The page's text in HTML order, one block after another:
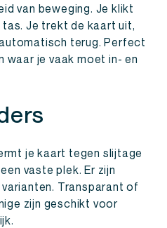
van beweging. Je klikt
Je trekt de kaart uit,
terug. Perfect
je vaak moet in- en
je kaart tegen slijtage
vaste plek. Er zijn
Transparant of
zijn geschikt voor